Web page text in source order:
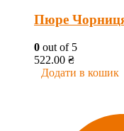
Пюре
0 out of 5
522.00 ₴
Додати в кошик